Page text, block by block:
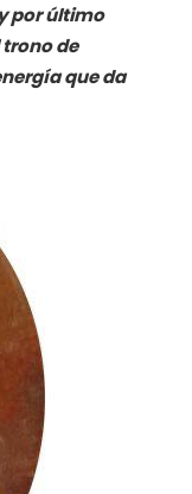
por último
de
que da